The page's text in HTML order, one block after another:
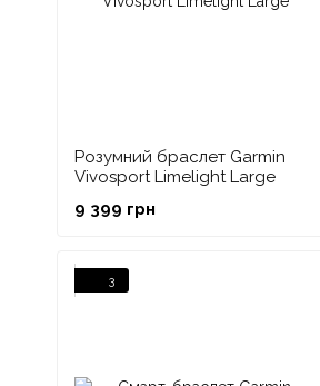
Розумний браслет Garmin
Vivosport Limelight Large
9 399 грн
3